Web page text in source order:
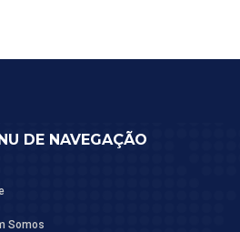
DE NAVEGAÇÃO
Somos